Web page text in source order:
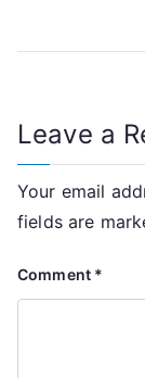
Leave a
Your email
fields are
Comment *